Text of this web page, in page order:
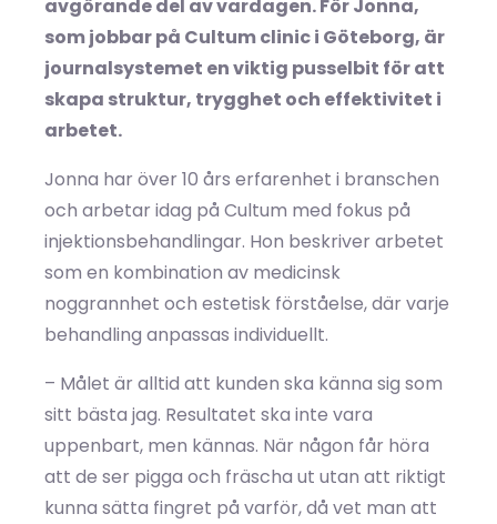
avgörande del av vardagen. För Jonna,
som jobbar på Cultum clinic i Göteborg, är
journalsystemet en viktig pusselbit för att
skapa struktur, trygghet och effektivitet i
arbetet.
Jonna har över 10 års erfarenhet i branschen
och arbetar idag på Cultum med fokus på
injektionsbehandlingar. Hon beskriver arbetet
som en kombination av medicinsk
noggrannhet och estetisk förståelse, där varje
behandling anpassas individuellt.
– Målet är alltid att kunden ska känna sig som
sitt bästa jag. Resultatet ska inte vara
uppenbart, men kännas. När någon får höra
att de ser pigga och fräscha ut utan att riktigt
kunna sätta fingret på varför, då vet man att